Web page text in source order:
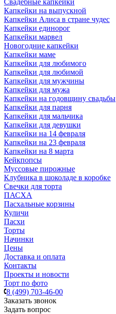
Свадебные капкейки
Капкейки на выпускной
Капкейки Алиса в стране чудес
Капкейки единорог
Капкейки марвел
Новогодние капкейки
Капкейки маме
Капкейки для любимого
Капкейки для любимой
Капкейки для мужчины
Капкейки для мужа
Капкейки на годовщину свадьбы
Капкейки для парня
Капкейки для мальчика
Капкейки для девушки
Капкейки на 14 февраля
Капкейки на 23 февраля
Капкейки на 8 марта
Кейкпопсы
Муссовые пирожные
Клубника в шоколаде в коробке
Свечки для торта
ПАСХА
Пасхальные корзины
Куличи
Пасхи
Торты
Начинки
Цены
Доставка и оплата
Контакты
Проекты и новости
Торт по фото
8 (499) 703-46-00
Заказать звонок
Задать вопрос